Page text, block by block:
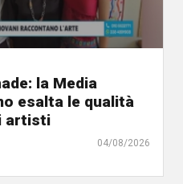
la Media
esalta le qualità
artisti
04/08/2026